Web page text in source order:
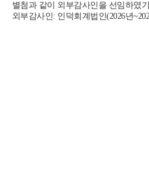
별첨과 같이 외부감사인을 선임하였
외부감사인: 인덕회계법인(2026년